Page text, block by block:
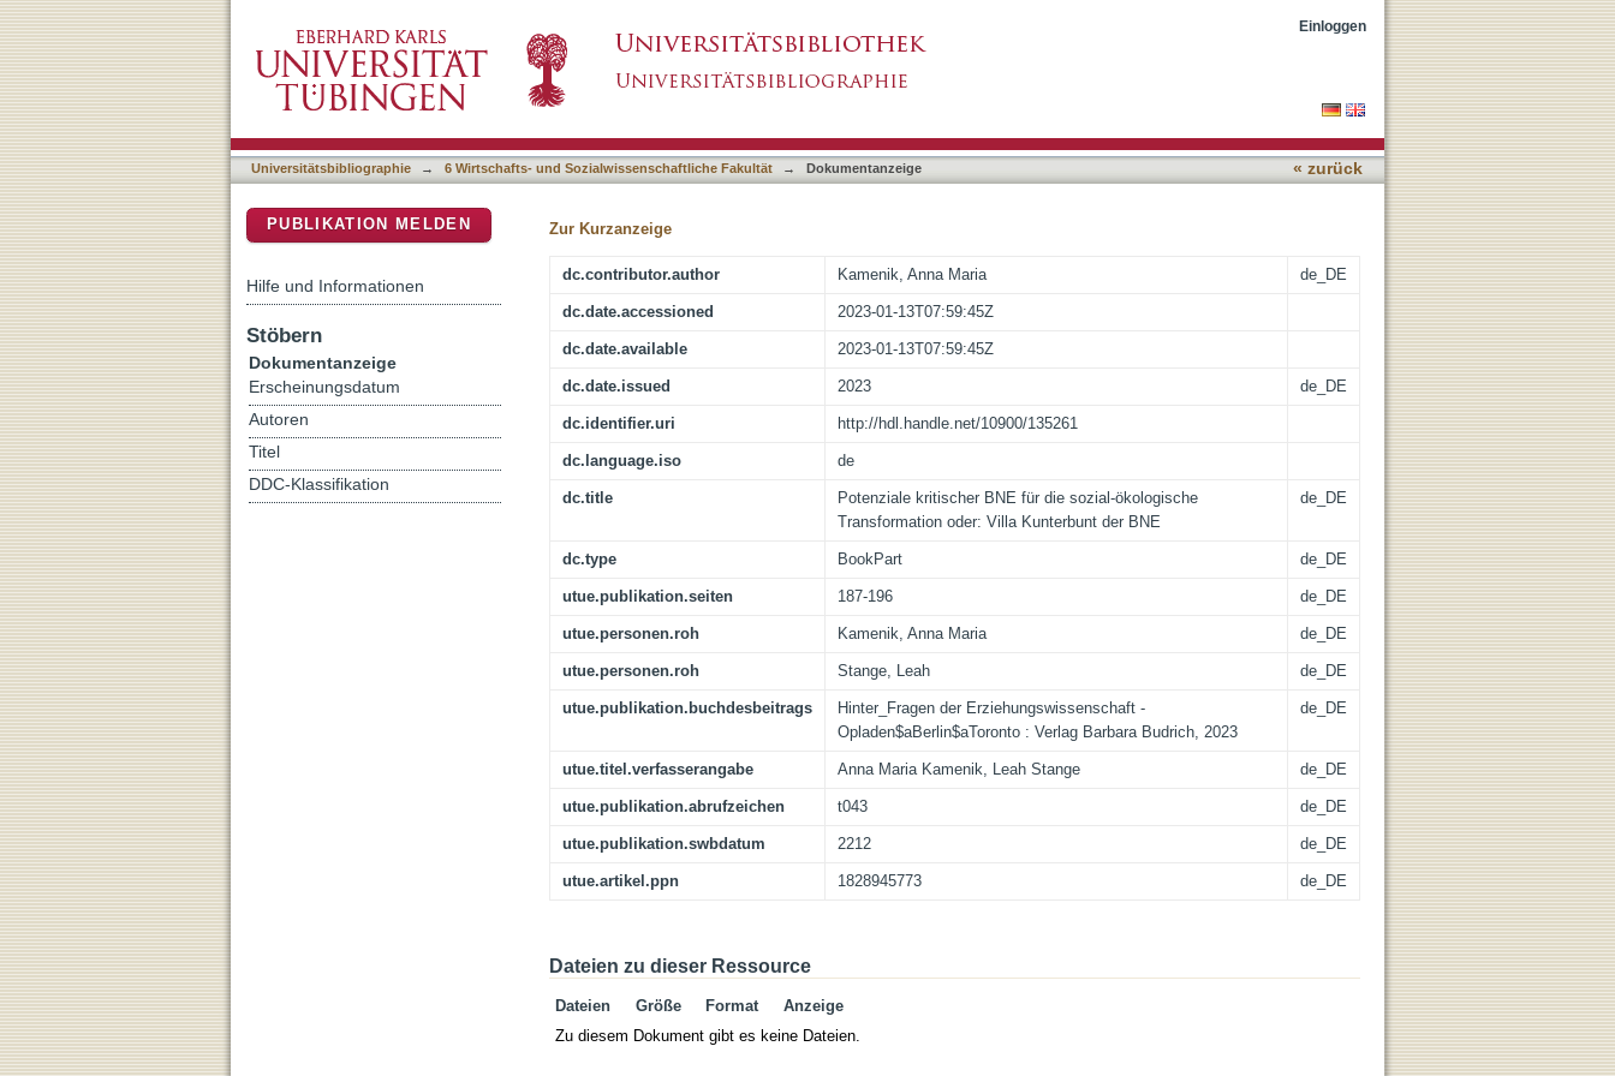
Potenziale kritischer BNE für die sozial-ökologische Transformation oder: Villa Kunterbunt der
BNE
Einloggen
Universitätsbibliographie → 6 Wirtschafts- und Sozialwissenschaftliche Fakultät → Dokumentanzeige « zurück
Zur Kurzanzeige
dc.contributor.author Kamenik, Anna Maria de_DE
dc.date.accessioned 2023-01-13T07:59:45Z
dc.date.available 2023-01-13T07:59:45Z
dc.date.issued 2023 de_DE
dc.identifier.uri http://hdl.handle.net/10900/135261
dc.language.iso de
dc.title
Potenziale kritischer BNE für die sozial-ökologische
Transformation oder: Villa Kunterbunt der BNE
de_DE
dc.type BookPart de_DE
utue.publikation.seiten 187-196 de_DE
utue.personen.roh Kamenik, Anna Maria de_DE
utue.personen.roh Stange, Leah de_DE
utue.publikation.buchdesbeitrags
Hinter_Fragen der Erziehungswissenschaft -
Opladen$aBerlin$aToronto : Verlag Barbara Budrich, 2023
de_DE
utue.titel.verfasserangabe Anna Maria Kamenik, Leah Stange de_DE
utue.publikation.abrufzeichen t043 de_DE
utue.publikation.swbdatum 2212 de_DE
utue.artikel.ppn 1828945773 de_DE
Dateien zu dieser Ressource
Dateien Größe Format
Anzeige
Zu diesem Dokument gibt es keine Dateien.
PUBLIKATION MELDEN
Hilfe und Informationen
Stöbern
Dokumentanzeige
Erscheinungsdatum
Autoren
Titel
DDC-Klassifikation